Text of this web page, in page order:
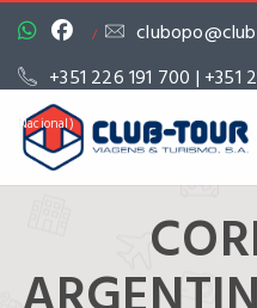
/
+351 226 191 700 | +351
Nacional)